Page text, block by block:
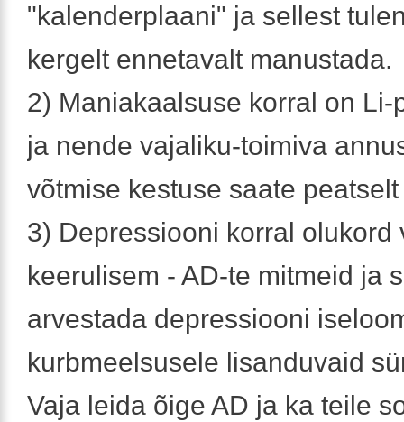
"kalenderplaani" ja sellest
kergelt ennetavalt manustada.
2) Maniakaalsuse korral on Li-
ja nende vajaliku-toimiva
võtmise kestuse saate
3) Depressiooni korral olukord
keerulisem - AD-te mitmeid ja
arvestada depressiooni
kurbmeelsusele lisanduvaid
Vaja leida õige AD ja ka teile